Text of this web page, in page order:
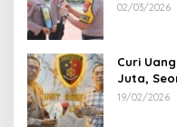
02/03/2026
Curi
Juta,
Reskrim
19/02/2026